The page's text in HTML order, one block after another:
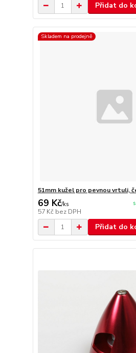
Přidat do
Skladem na prodejně
51mm kužel pro pevnou vrtuli,
69 Kč/ks
57 Kč bez DPH
Přidat do